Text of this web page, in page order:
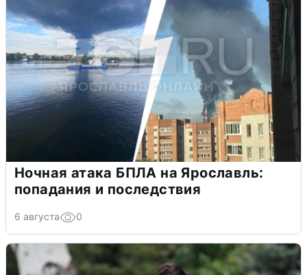
Ночная атака БПЛА на Ярославль:
попадания и последствия
6 августа 0